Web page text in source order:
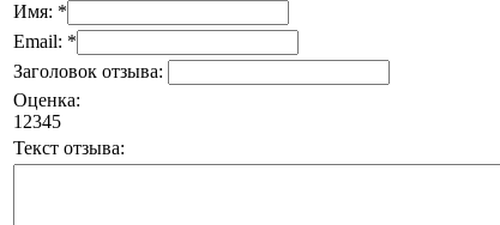
Имя: *
Email: *
Заголовок отзыва:
Оценка:
1 2345
Текст отзыва: